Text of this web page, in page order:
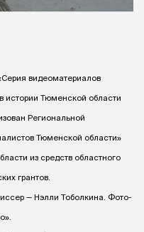
видеоматериалов
истории Тюменской области
Региональной
Тюменской области»
из средств областного
грантов.
— Нэлли Тоболкина. Фото-